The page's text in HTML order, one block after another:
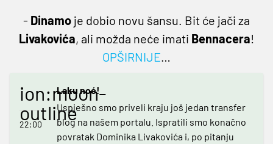
- Dinamo je dobio novu šansu. Bit će jači za
Livakovića, ali možda neće imati Bennacera!
OPŠIRNIJE…
ion:moon-
outline
22:00
Laku noć!
Uspješno smo priveli kraju još jedan transfer
blog na našem portalu. Ispratili smo konačno
povratak Dominika Livakovića i, po pitanju